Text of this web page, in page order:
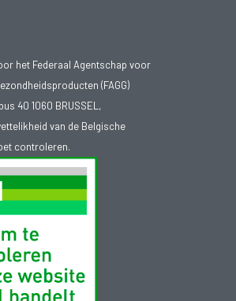
het Federaal Agentschap voor
(FAGG)
40 1060 BRUSSEL,
van de Belgische
controleren.